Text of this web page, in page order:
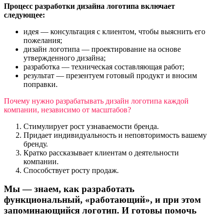
Процесс разработки дизайна логотипа включает
следующее:
идея — консультация с клиентом, чтобы выяснить его
пожелания;
дизайн логотипа — проектирование на основе
утвержденного дизайна;
разработка — техническая составляющая работ;
результат — презентуем готовый продукт и вносим
поправки.
Почему нужно разрабатывать дизайн логотипа каждой
компании, независимо от масштабов?
Стимулирует рост узнаваемости бренда.
Придает индивидуальность и неповторимость вашему
бренду.
Кратко рассказывает клиентам о деятельности
компании.
Способствует росту продаж.
Мы — знаем, как разработать
функциональный, «работающий», и при этом
запоминающийся логотип. И готовы помочь